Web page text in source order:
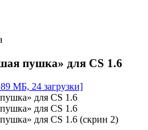
пушка» для CS 1.6
МБ, 24 загрузки]